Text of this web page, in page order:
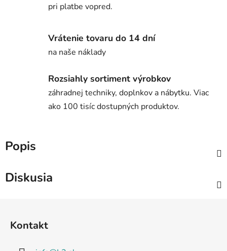
pri platbe vopred.
Vrátenie tovaru do 14 dní
na naše náklady
Rozsiahly sortiment výrobkov
záhradnej techniky, doplnkov a nábytku. Viac
ako 100 tisíc dostupných produktov.
Popis
Diskusia
Kontakt